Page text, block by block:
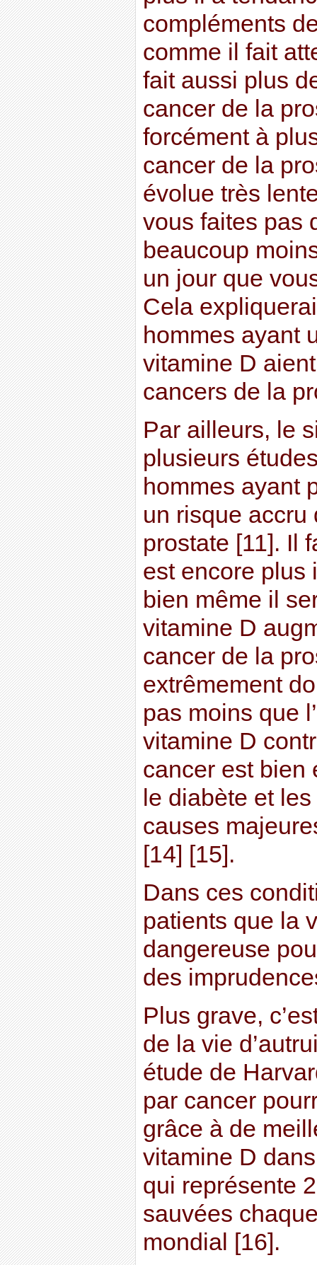
compléments
comme il fait
fait aussi plus
cancer de la
forcément à
cancer de la
évolue très
vous faites pas
beaucoup
un jour que
Cela
hommes ayant
vitamine D
cancers de la
Par ailleurs, le
plusieurs
hommes ayant
un risque accru
prostate [11]. Il
est encore plus
bien même il
vitamine D
cancer de la
extrêmement
pas moins que
vitamine D
cancer est bien
le diabète et
causes
[14] [15].
Dans ces
patients que la
dangereuse
des
Plus grave,
de la vie
étude de
par cancer
grâce à de
vitamine D
qui représente
sauvées
mondial [16].